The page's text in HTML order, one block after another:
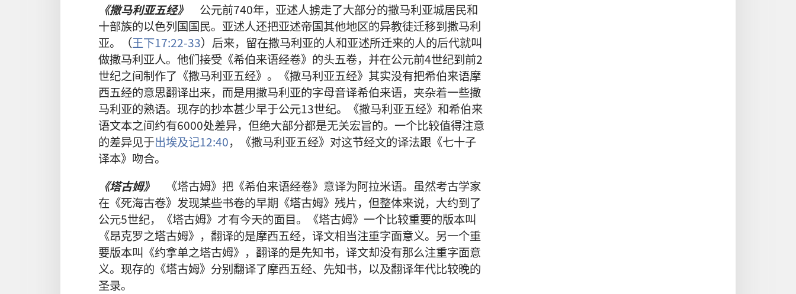
《撒马利亚五经》
公元前740年，亚述人掳走了大部分的撒马利亚城居民和
十部族的以色列国国民。亚述人还把亚述帝国其他地区的异教徒迁移到撒马利
亚。（王下17:22-33）后来，留在撒马利亚的人和亚述所迁来的人的后代就叫
做撒马利亚人。他们接受《希伯来语经卷》的头五卷，并在公元前4世纪到前2
世纪之间制作了《撒马利亚五经》。《撒马利亚五经》其实没有把希伯来语摩
西五经的意思翻译出来，而是用撒马利亚的字母音译希伯来语，夹杂着一些撒
马利亚的熟语。现存的抄本甚少早于公元13世纪。《撒马利亚五经》和希伯来
语文本之间约有6000处差异，但绝大部分都是无关宏旨的。一个比较值得注意
的差异见于出埃及记12:40，《撒马利亚五经》对这节经文的译法跟《七十子
译本》吻合。
《塔古姆》
《塔古姆》把《希伯来语经卷》意译为阿拉米语。虽然考古学家
在《死海古卷》发现某些书卷的早期《塔古姆》残片，但整体来说，大约到了
公元5世纪，《塔古姆》才有今天的面目。《塔古姆》一个比较重要的版本叫
《昂克罗之塔古姆》，翻译的是摩西五经，译文相当注重字面意义。另一个重
要版本叫《约拿单之塔古姆》，翻译的是先知书，译文却没有那么注重字面意
义。现存的《塔古姆》分别翻译了摩西五经、先知书，以及翻译年代比较晚的
圣录。